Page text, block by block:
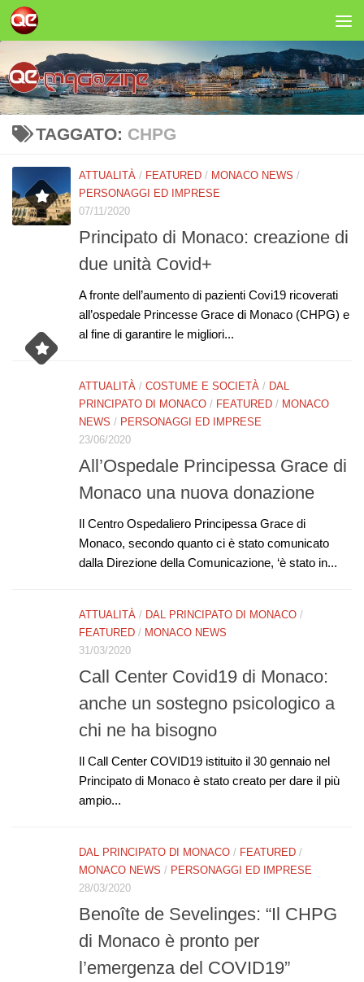
Salta al contenuto
TAGGATO: CHPG
ATTUALITÀ / FEATURED / MONACO NEWS /
PERSONAGGI ED IMPRESE
07/11/2020
Principato di Monaco: creazione di
due unità Covid+
A fronte dell’aumento di pazienti Covi19 ricoverati
all’ospedale Princesse Grace di Monaco (CHPG) e
al fine di garantire le migliori...
ATTUALITÀ / COSTUME E SOCIETÀ / DAL
PRINCIPATO DI MONACO / FEATURED / MONACO
NEWS / PERSONAGGI ED IMPRESE
23/06/2020
All’Ospedale Principessa Grace di
Monaco una nuova donazione
Il Centro Ospedaliero Principessa Grace di
Monaco, secondo quanto ci è stato comunicato
dalla Direzione della Comunicazione, ‘è stato in...
ATTUALITÀ / DAL PRINCIPATO DI MONACO /
FEATURED / MONACO NEWS
31/03/2020
Call Center Covid19 di Monaco:
anche un sostegno psicologico a
chi ne ha bisogno
Il Call Center COVID19 istituito il 30 gennaio nel
Principato di Monaco è stato creato per dare il più
ampio...
DAL PRINCIPATO DI MONACO / FEATURED /
MONACO NEWS / PERSONAGGI ED IMPRESE
28/03/2020
Benoîte de Sevelinges: “Il CHPG
di Monaco è pronto per
l’emergenza del COVID19”